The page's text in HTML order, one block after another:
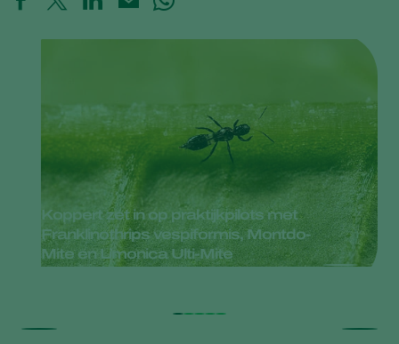
Koppert zet in op praktijkpilots met
Franklinothrips vespiformis, Montdo-
Mite en Limonica Ulti-Mite